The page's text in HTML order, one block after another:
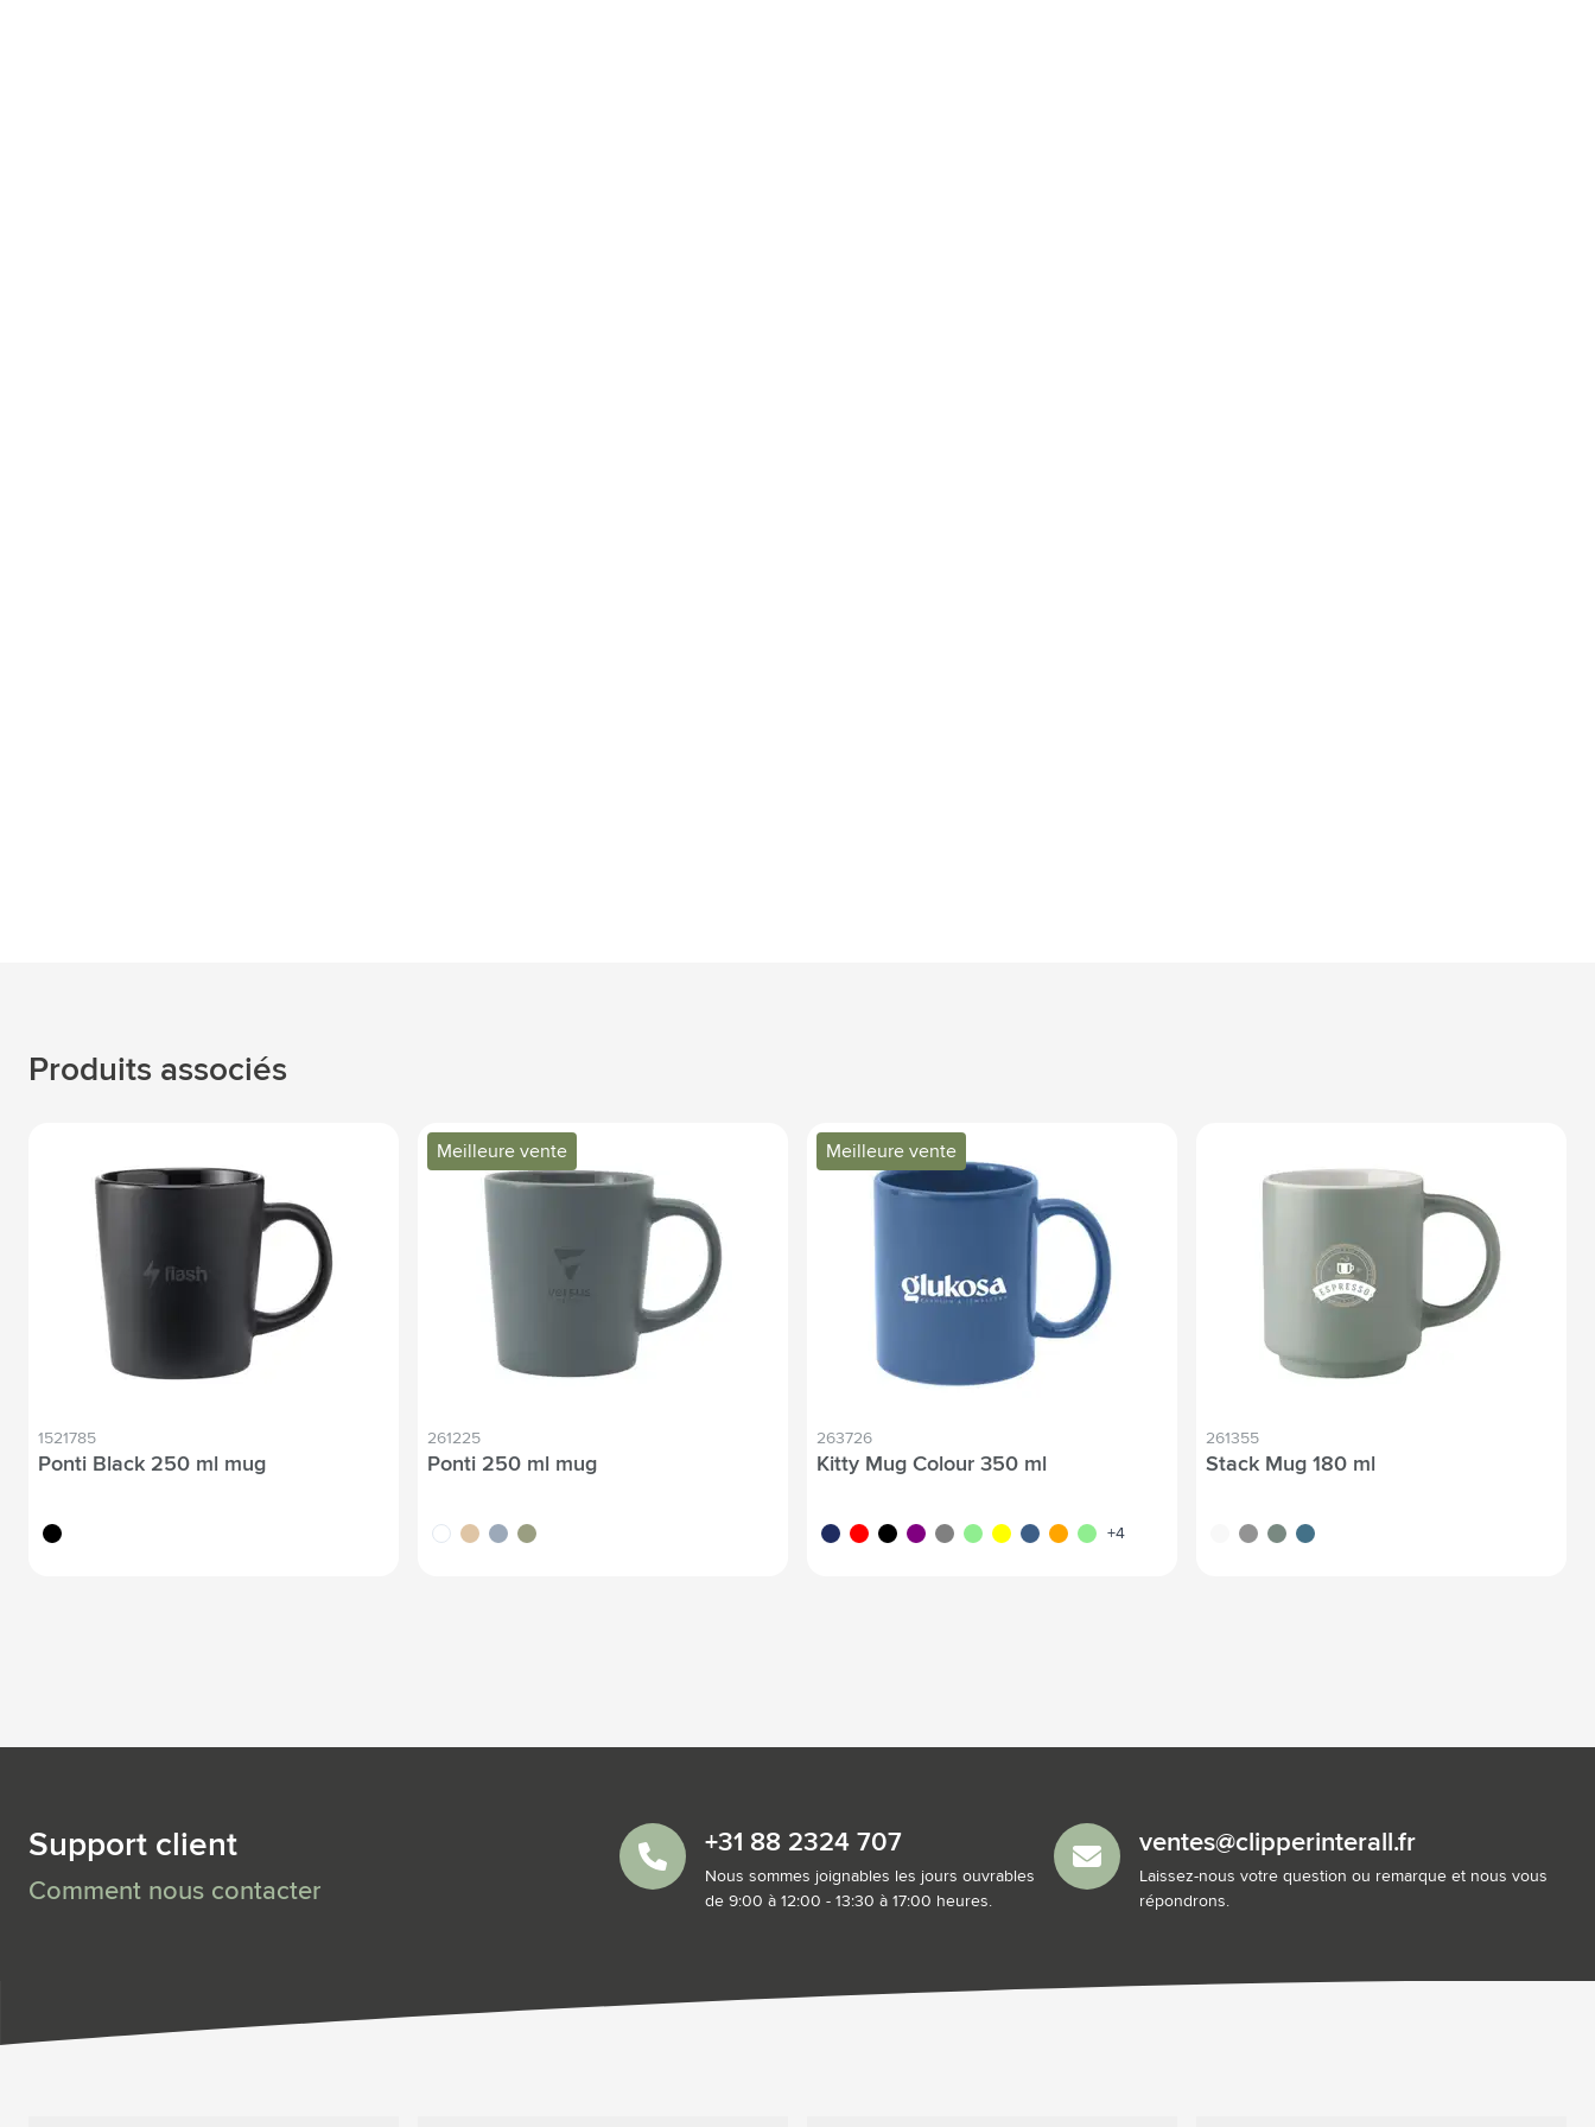
Produits associés
1521785
Ponti Black 250 ml mug
noir
Meilleure vente
261225
Ponti 250 ml mug
blancsablegris vert
Meilleure vente
263726
Kitty Mug Colour 350 ml
marine foncé
rouge rouge
noir pourpre
gris vert jaunebleu/bleu
orangevert clair
+4
261355
Stack Mug 180 ml
blancgris vert bleu
Support client
Comment nous contacter
+31 88 2324 707
Nous sommes joignables les jours ouvrables
de 9:00 à 12:00 - 13:30 à 17:00 heures.
ventes@clipperinterall.fr
Laissez-nous votre question ou remarque et nous vous
répondrons.